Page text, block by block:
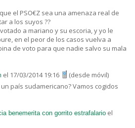
el PSO€Z sea una amenaza real de
a los suyos ??
a mariano y su escoria, y yo le
en el peor de los casos vuelva a
de voto para que nadie salvo su mala
el 17/03/2014 19:16
(desde móvil)
país sudamericano? Vamos cogidos
benemerita con gorrito estrafalario el